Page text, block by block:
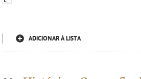
ADICIONAR À LISTA